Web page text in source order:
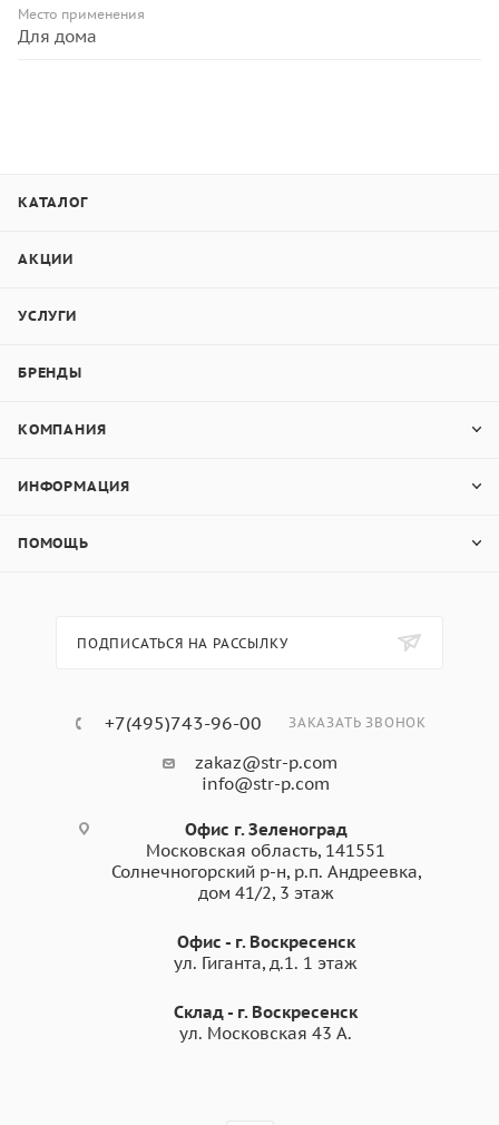
Место применения
Для дома
КАТАЛОГ
АКЦИИ
УСЛУГИ
БРЕНДЫ
КОМПАНИЯ
ИНФОРМАЦИЯ
ПОМОЩЬ
ПОДПИСАТЬСЯ НА РАССЫЛКУ
+7(495)743-96-00 ЗАКАЗАТЬ ЗВОНОК
zakaz@str-p.com
info@str-p.com
Офис г. Зеленоград
Московская область, 141551
Солнечногорский р-н, р.п. Андреевка,
дом 41/2, 3 этаж
Офис - г. Воскресенск
ул. Гиганта, д.1. 1 этаж
Склад - г. Воскресенск
ул. Московская 43 А.